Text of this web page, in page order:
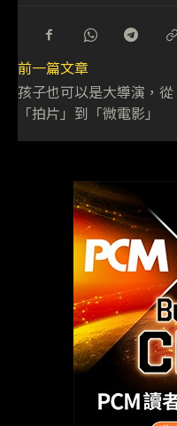
前一篇文章
孩子也可以是大導演，從
「拍片」到「微電影」